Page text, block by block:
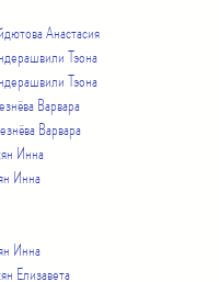
Анастасия
Тэона
Тэона
Варвара
Варвара
Инна
Инна
Инна